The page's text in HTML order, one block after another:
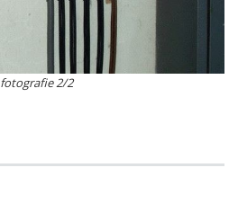
fotografie 2/2